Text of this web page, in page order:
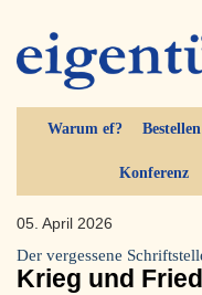
Warum ef? Bestellen
Konferenz
05. April 2026
Der vergessene
Krieg und